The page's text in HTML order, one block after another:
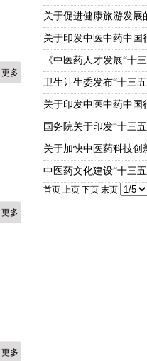
更多
更多
更多
关于促进健康旅游发展
关于印发中医中药中
《中医药人才发展“十
卫生计生委发布“十三
关于印发中医中药中
国务院关于印发“十三
关于加快中医药科技创
中医药文化建设“十三
首页 上页 下页 末页